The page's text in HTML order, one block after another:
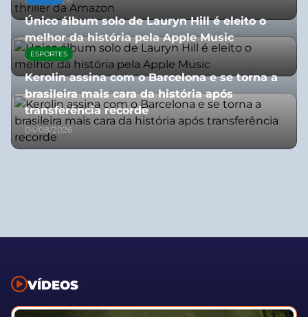
Único álbum solo de Lauryn Hill é eleito o
melhor da história pela Apple Music
06/08/2026
ESPORTES
Kerolin assina com o Barcelona e se torna a
brasileira mais cara da história após
transferência recorde
04/08/2026
VÍDEOS